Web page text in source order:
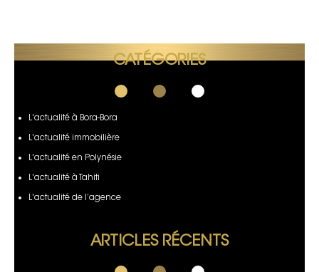
CATÉGORIES
L'actualité à Bora-Bora
L'actualité immobilière
L'actualité en Polynésie
L'actualité à Tahiti
L'actualité de l’agence
ARTICLES RÉCENTS